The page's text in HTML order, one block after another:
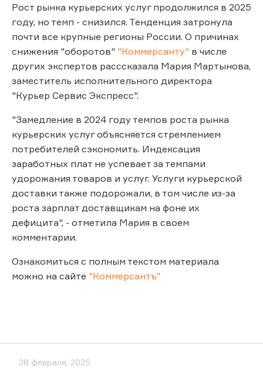
Рост рынка курьерских услуг продолжился в 2025
году, но темп - снизился. Тенденция затронула
почти все крупные регионы России. О причинах
снижения "оборотов" "Коммерсанту" в числе
других экспертов расссказала Мария Мартынова,
заместитель исполнительного директора
"Курьер Сервис Экспресс".
"Замедление в 2024 году темпов роста рынка
курьерских услуг объясняется стремлением
потребителей сэкономить. Индексация
заработных плат не успевает за темпами
удорожания товаров и услуг. Услуги курьерской
доставки также подорожали, в том числе из-за
роста зарплат доставщикам на фоне их
дефицита", - отметила Мария в своем
комментарии.
Ознакомиться с полным текстом материала
можно на сайте "Коммерсантъ"
28 февраля, 2025